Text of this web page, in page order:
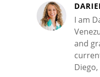
I am
and